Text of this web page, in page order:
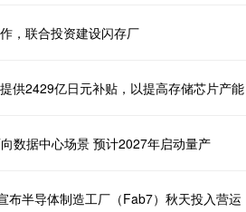
，联合投资建设闪存厂
供2429亿日元补贴，以提高存储芯片产能
数据中心场景 预计2027年启动量产